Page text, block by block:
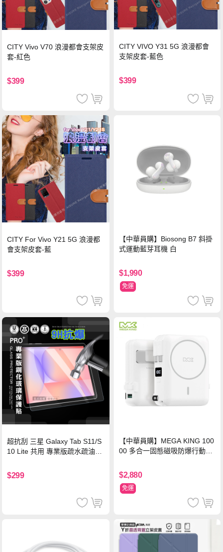
CITY Vivo V70 浪漫都會支架皮
套-紅色
$399
CITY VIVO Y31 5G 浪漫都會
支架皮套-藍色
$399
CITY For Vivo Y21 5G 浪漫都
會支架皮套-藍
$399
【中華員購】Biosong B7 斜掛
式運動藍芽耳機 白
$1,990
免運
超抗刮 三星 Galaxy Tab S11/S
10 Lite 共用 專業版疏水疏油9H
$299
【中華員購】MEGA KING 100
00 多合一固態磁吸防爆行動電
$2,880
免運